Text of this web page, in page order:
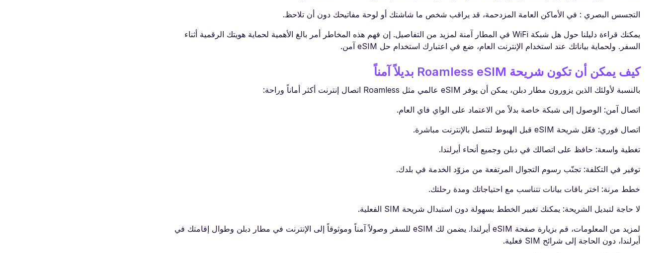
التجسس البصري : في الأماكن العامة المزدحمة، قد يراقب شخص ما شاشتك أو لوحة مفاتيحك دون أن تلاحظ.
يمكنك قراءة دليلنا حول هل شبكة WiFi في المطار آمنة لمزيد من التفاصيل. إن فهم هذه المخاطر أمر بالغ الأهمية لحماية هويتك الرقمية أثناء
السفر. ولحماية بياناتك عند استخدام الإنترنت العام، ضع في اعتبارك استخدام حل eSIM آمن.
كيف يمكن أن تكون شريحة Roamless eSIM بديلاً آمناً
بالنسبة لأولئك الذين يزورون مطار دبلن، يمكن أن يوفر eSIM عالمي مثل Roamless اتصال إنترنت أكثر أماناً وراحة:
اتصال آمن: الوصول إلى شبكة خاصة بدلاً من الاعتماد على الواي فاي العام.
اتصال فوري: فعّل شريحة eSIM قبل الهبوط لتتصل بالإنترنت مباشرة.
تغطية واسعة: حافظ على اتصالك في دبلن وجميع أنحاء أيرلندا.
توفير في التكلفة: تجنّب رسوم التجوال المرتفعة من مزوّد الخدمة في بلدك.
خطط مرنة: اختر باقات بيانات تتناسب مع احتياجاتك ومدة رحلتك.
لا حاجة لتبديل الشريحة: يمكنك تغيير الخطط بسهولة دون استبدال شريحة SIM الفعلية.
لمزيد من المعلومات، قم بزيارة صفحة eSIM أيرلندا. يضمن لك eSIM للسفر وصولاً آمناً وموثوقاً إلى الإنترنت في مطار دبلن وطوال إقامتك في
أيرلندا، دون الحاجة إلى شرائح SIM فعلية.